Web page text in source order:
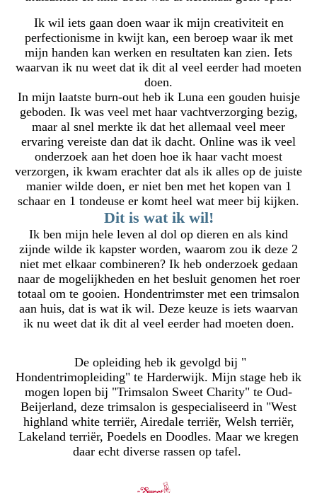
Ik wil iets gaan doen waar ik mijn creativiteit en
perfectionisme in kwijt kan, een beroep waar ik met
mijn handen kan werken en resultaten kan zien. Iets
waarvan ik nu weet dat ik dit al veel eerder had moeten
doen.
In mijn laatste burn-out heb ik Luna een gouden huisje
geboden. Ik was veel met haar vachtverzorging bezig,
maar al snel merkte ik dat het allemaal veel meer
ervaring vereiste dan dat ik dacht. Online was ik veel
onderzoek aan het doen hoe ik haar vacht moest
verzorgen, ik kwam erachter dat als ik alles op de juiste
manier wilde doen, er niet ben met het kopen van 1
schaar en 1 tondeuse er komt heel wat meer bij kijken.
Dit is wat ik wil!
Ik ben mijn hele leven al dol op dieren en als kind
zijnde wilde ik kapster worden, waarom zou ik deze 2
niet met elkaar combineren? Ik heb onderzoek gedaan
naar de mogelijkheden en het besluit genomen het roer
totaal om te gooien. Hondentrimster met een trimsalon
aan huis, dat is wat ik wil. Deze keuze is iets waarvan
ik nu weet dat ik dit al veel eerder had moeten doen.
De opleiding heb ik gevolgd bij "
Hondentrimopleiding" te Harderwijk. Mijn stage heb ik
mogen lopen bij "Trimsalon Sweet Charity" te Oud-
Beijerland, deze trimsalon is gespecialiseerd in "West
highland white terriër, Airedale terriër, Welsh terriër,
Lakeland terriër, Poedels en Doodles. Maar we kregen
daar echt diverse rassen op tafel.